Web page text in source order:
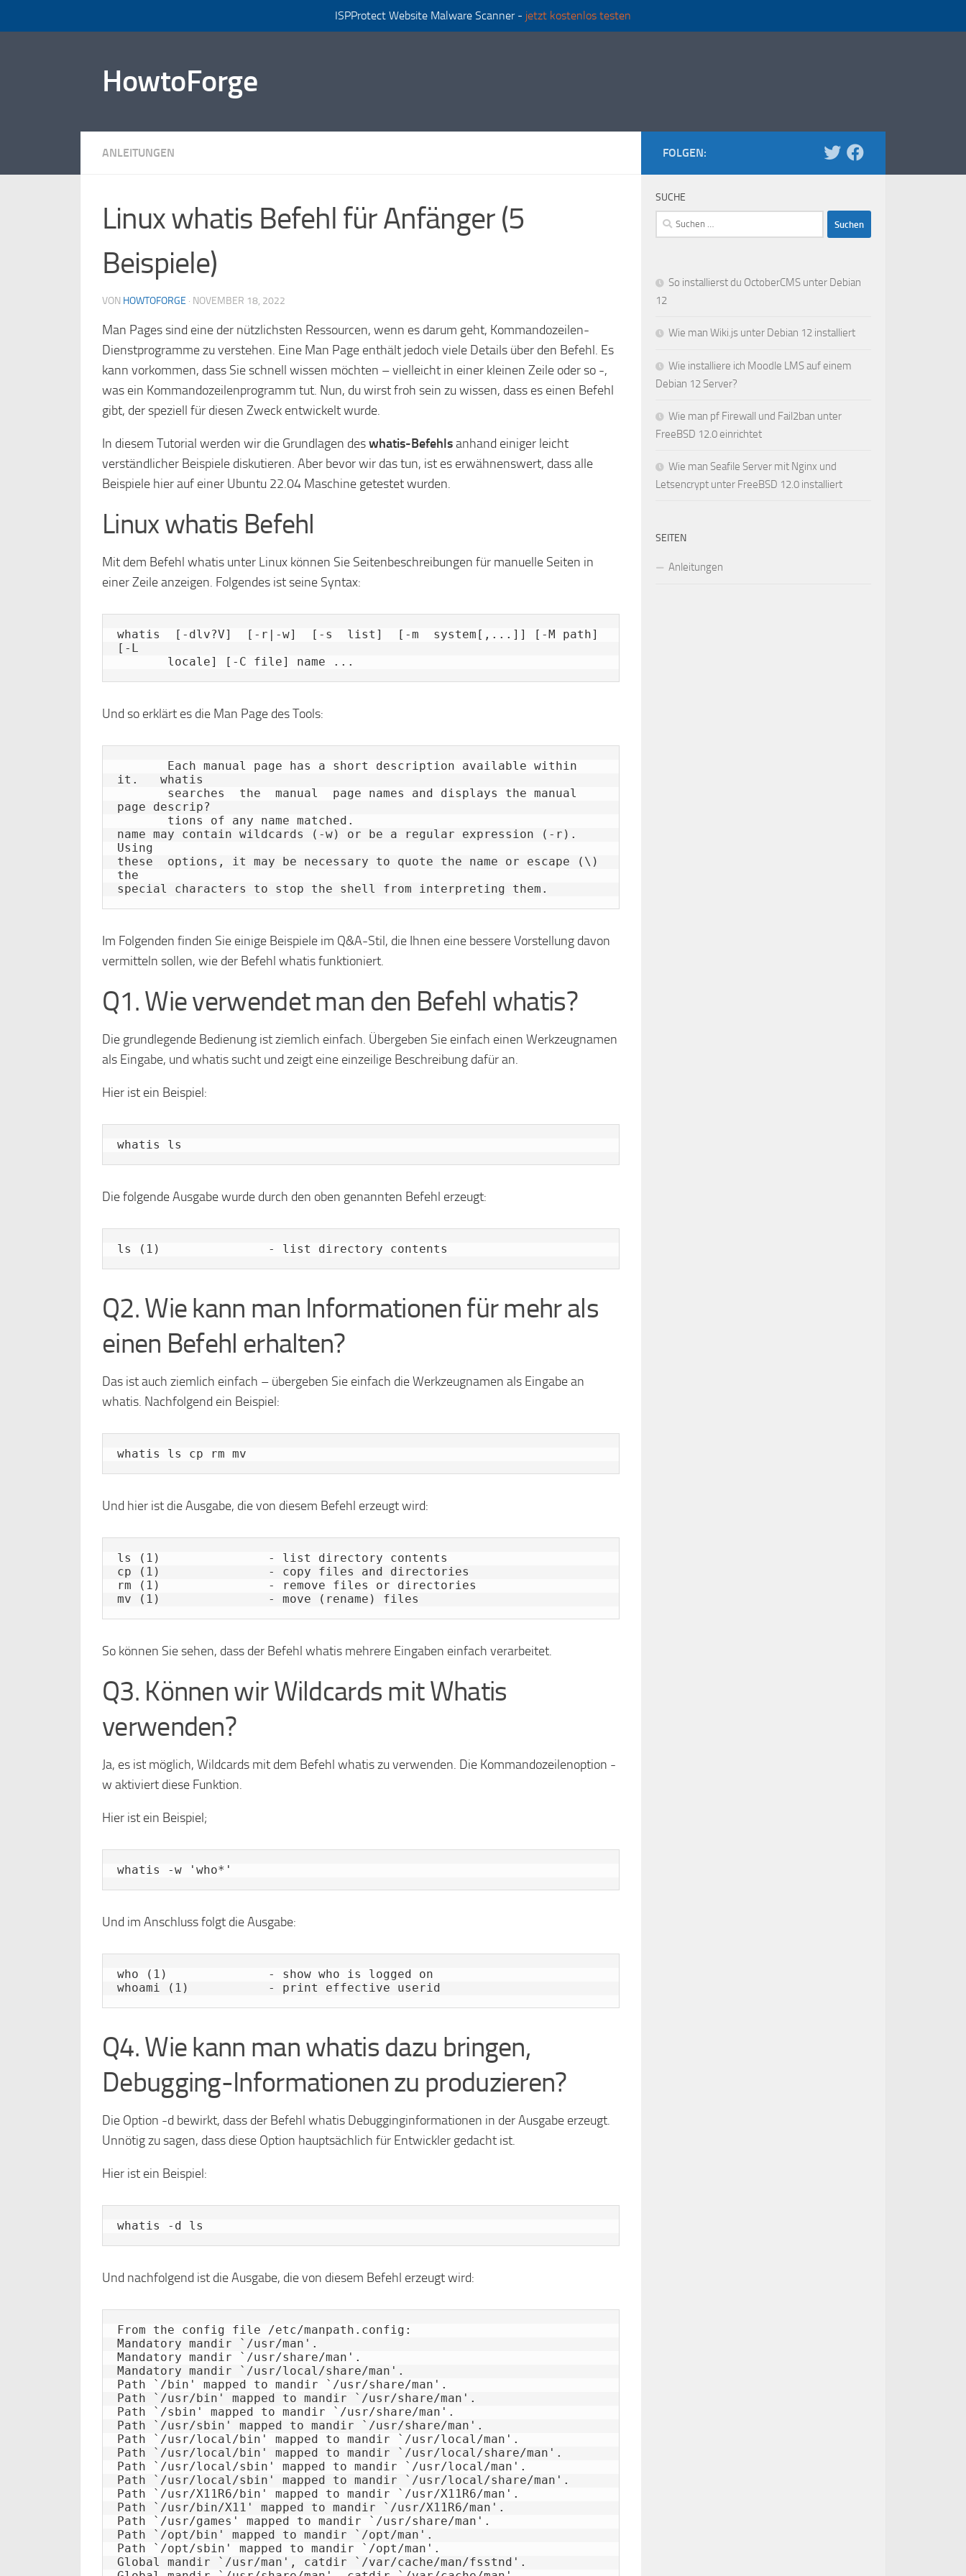
ISPProtect Website Malware Scanner - jetzt kostenlos testen
HowtoForge
ANLEITUNGEN
Linux whatis Befehl für Anfänger (5
Beispiele)
VON HOWTOFORGE · NOVEMBER 18, 2022
Man Pages sind eine der nützlichsten Ressourcen, wenn es darum geht, Kommandozeilen-
Dienstprogramme zu verstehen. Eine Man Page enthält jedoch viele Details über den Befehl. Es
kann vorkommen, dass Sie schnell wissen möchten – vielleicht in einer kleinen Zeile oder so -,
was ein Kommandozeilenprogramm tut. Nun, du wirst froh sein zu wissen, dass es einen Befehl
gibt, der speziell für diesen Zweck entwickelt wurde.
In diesem Tutorial werden wir die Grundlagen deswhatis-Befehlsanhand einiger leicht
verständlicher Beispiele diskutieren. Aber bevor wir das tun, ist es erwähnenswert, dass alle
Beispiele hier auf einer Ubuntu 22.04 Maschine getestet wurden.
Linux whatis Befehl
Mit dem Befehl whatis unter Linux können Sie Seitenbeschreibungen für manuelle Seiten in
einer Zeile anzeigen. Folgendes ist seine Syntax:
whatis  [-dlv?V]  [-r|-w]  [-s  list]  [-m  system[,...]] [-M path]
[-L
locale] [-C file] name ...
Und so erklärt es die Man Page des Tools:
it.   whatis
searches  the  manual  page names and displays the manual
page descrip?
tions of any name matched.
name may contain wildcards (-w) or be a regular expression (-r).
Using
these  options, it may be necessary to quote the name or escape (\)
the
special characters to stop the shell from interpreting them.
Im Folgenden finden Sie einige Beispiele im Q&A-Stil, die Ihnen eine bessere Vorstellung davon
vermitteln sollen, wie der Befehl whatis funktioniert.
Q1. Wie verwendet man den Befehl whatis?
Die grundlegende Bedienung ist ziemlich einfach. Übergeben Sie einfach einen Werkzeugnamen
als Eingabe, und whatis sucht und zeigt eine einzeilige Beschreibung dafür an.
Hier ist ein Beispiel:
whatis ls
Die folgende Ausgabe wurde durch den oben genannten Befehl erzeugt:
ls (1)               - list directory contents
Q2. Wie kann man Informationen für mehr als
einen Befehl erhalten?
Das ist auch ziemlich einfach – übergeben Sie einfach die Werkzeugnamen als Eingabe an
whatis. Nachfolgend ein Beispiel:
whatis ls cp rm mv
Und hier ist die Ausgabe, die von diesem Befehl erzeugt wird:
ls (1)               - list directory contents
cp (1)               - copy files and directories
rm (1)               - remove files or directories
mv (1)               - move (rename) files
So können Sie sehen, dass der Befehl whatis mehrere Eingaben einfach verarbeitet.
Q3. Können wir Wildcards mit Whatis
verwenden?
Ja, es ist möglich, Wildcards mit dem Befehl whatis zu verwenden. Die Kommandozeilenoption -
w aktiviert diese Funktion.
Hier ist ein Beispiel;
whatis -w 'who*'
Und im Anschluss folgt die Ausgabe:
who (1)              - show who is logged on
whoami (1)           - print effective userid
Q4. Wie kann man whatis dazu bringen,
Debugging-Informationen zu produzieren?
Die Option -d bewirkt, dass der Befehl whatis Debugginginformationen in der Ausgabe erzeugt.
Unnötig zu sagen, dass diese Option hauptsächlich für Entwickler gedacht ist.
Hier ist ein Beispiel:
whatis -d ls
Und nachfolgend ist die Ausgabe, die von diesem Befehl erzeugt wird:
From the config file /etc/manpath.config:
Mandatory mandir `/usr/man'.
Mandatory mandir `/usr/share/man'.
Mandatory mandir `/usr/local/share/man'.
Path `/bin' mapped to mandir `/usr/share/man'.
Path `/usr/bin' mapped to mandir `/usr/share/man'.
Path `/sbin' mapped to mandir `/usr/share/man'.
Path `/usr/sbin' mapped to mandir `/usr/share/man'.
Path `/usr/local/bin' mapped to mandir `/usr/local/man'.
Path `/usr/local/bin' mapped to mandir `/usr/local/share/man'.
Path `/usr/local/sbin' mapped to mandir `/usr/local/man'.
Path `/usr/local/sbin' mapped to mandir `/usr/local/share/man'.
Path `/usr/X11R6/bin' mapped to mandir `/usr/X11R6/man'.
Path `/usr/bin/X11' mapped to mandir `/usr/X11R6/man'.
Path `/usr/games' mapped to mandir `/usr/share/man'.
Path `/opt/bin' mapped to mandir `/opt/man'.
Path `/opt/sbin' mapped to mandir `/opt/man'.
Global mandir `/usr/man', catdir `/var/cache/man/fsstnd'.
FOLGEN:
SUCHE
Suchen
nach:
So installierst du OctoberCMS unter Debian
12
Wie man Wiki.js unter Debian 12 installiert
Wie installiere ich Moodle LMS auf einem
Debian 12 Server?
Wie man pf Firewall und Fail2ban unter
FreeBSD 12.0 einrichtet
Wie man Seafile Server mit Nginx und
Letsencrypt unter FreeBSD 12.0 installiert
SEITEN
Anleitungen